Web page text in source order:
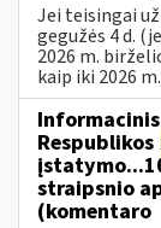
Jei teisingai
gegužės 4 d.
2026 m.
kaip iki 2026
Respublikos
straipsnio
(komentaro